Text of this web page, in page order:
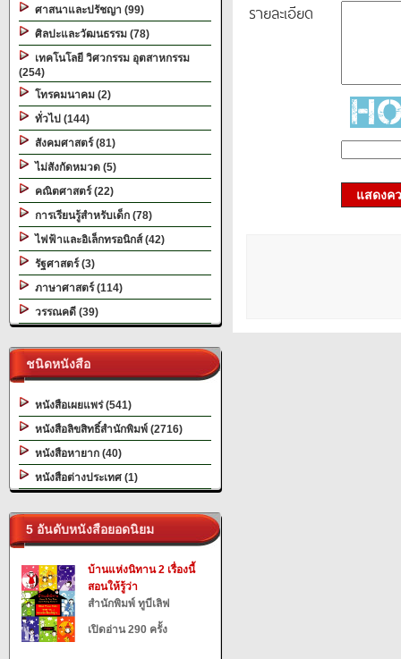
ศาสนาและปรัชญา (99)
ศิลปะและวัฒนธรรม (78)
เทคโนโลยี วิศวกรรม อุตสาหกรรม
(254)
โทรคมนาคม (2)
ทั่วไป (144)
สังคมศาสตร์ (81)
ไม่สังกัดหมวด (5)
คณิตศาสตร์ (22)
การเรียนรู้สำหรับเด็ก (78)
ไฟฟ้าและอิเล็กทรอนิกส์ (42)
รัฐศาสตร์ (3)
ภาษาศาสตร์ (114)
วรรณคดี (39)
ชนิดหนังสือ
หนังสือเผยแพร่ (541)
หนังสือลิขสิทธิ์สำนักพิมพ์ (2716)
หนังสือหายาก (40)
หนังสือต่างประเทศ (1)
5 อันดับหนังสือยอดนิยม
บ้านแห่งนิทาน 2 เรื่องนี้
สอนให้รู้ว่า
สำนักพิมพ์ ทูบีเลิฟ
เปิดอ่าน 290 ครั้ง
รายละเอียด
แสดงค